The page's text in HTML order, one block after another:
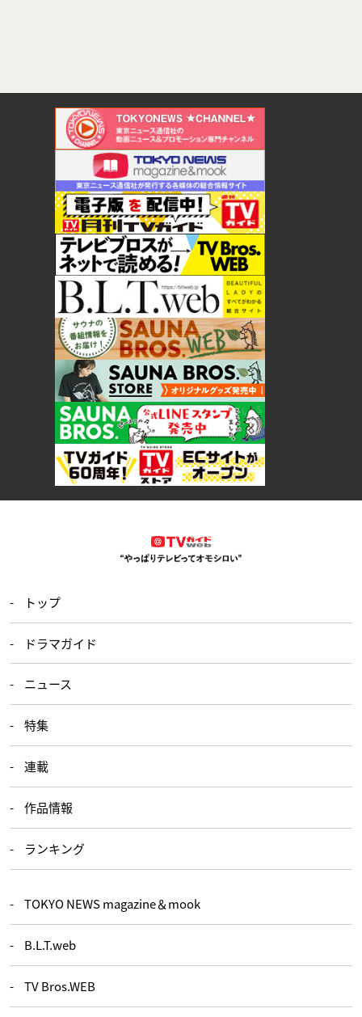
トップ
ドラマガイド
ニュース
特集
連載
作品情報
ランキング
TOKYO NEWS magazine＆mook
B.L.T.web
TV Bros.WEB